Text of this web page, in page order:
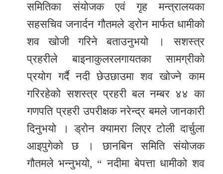
समितिका संयोजक एवं गृह मन्त्रालयका
सहसचिव जनार्दन गौतमले ड्रोन मार्फत धामीको
शव खोजी गरिने बताउनुभयो । सशस्त्र
प्रहरीले बाइनाकुलरलगायतका सामग्रीको
प्रयोग गर्दै नदी छेउछाउमा शव खोज्ने काम
गरिरहेको सशस्त्र प्रहरी बल नम्बर ४४ का
गणपति प्रहरी उपरीक्षक नरेन्द्र बमले जानकारी
दिनुभयो । ड्रोन क्यामरा लिएर टोली दार्चुला
आइपुगेको छ । छानबिन समिति संयोजक
गौतमले भन्नुभयो, “ नदीमा बेपत्ता धामीको शव